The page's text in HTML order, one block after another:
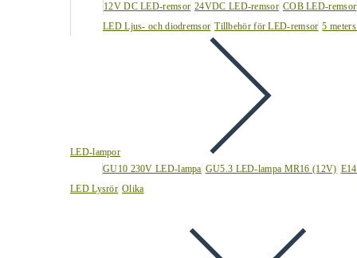
12V DC LED-remsor 24VDC LED-remsor COB LED-remsor
LED Ljus- och diodremsor Tillbehör för LED-remsor 5
LED-lampor
GU10 230V LED-lampa GU5.3 LED-lampa MR16 (12V)
LED Lysrör Olika